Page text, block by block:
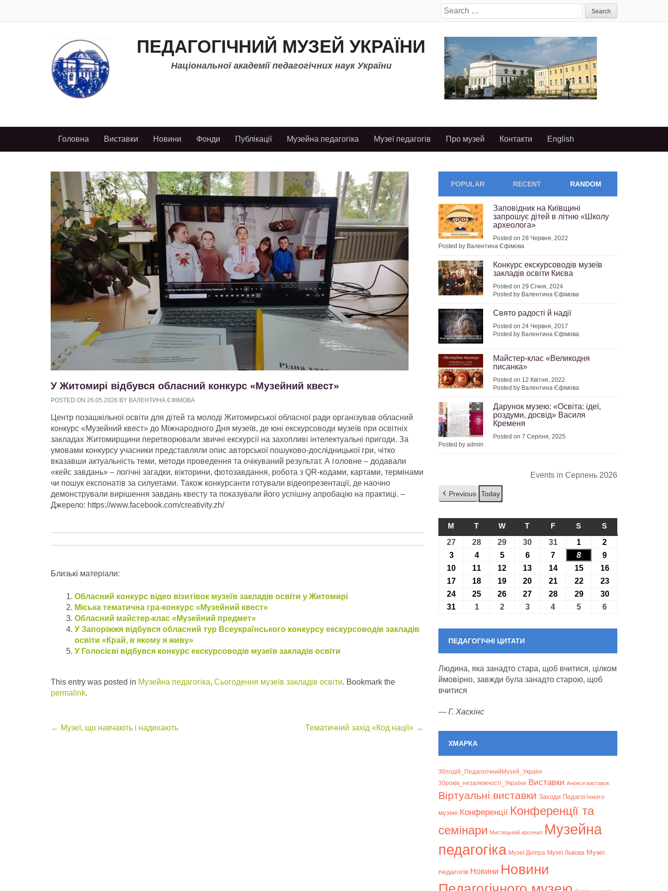
Search
for:
ПЕДАГОГІЧНИЙ МУЗЕЙ УКРАЇНИ
Національної академії педагогічних наук України
Головна Виставки Новини Фонди Публікації Музейна педагогіка Музеї педагогів Про музей Контакти English
У Житомирі відбувся обласний конкурс «Музейний квест»
POSTED ON 26.05.2026 BY ВАЛЕНТИНА ЄФІМОВА
Центр позашкільної освіти для дітей та молоді Житомирської обласної ради організував обласний
конкурс «Музейний квест» до Міжнародного Дня музеїв, де юні екскурсоводи музеїв при освітніх
закладах Житомирщини перетворювали звичні екскурсії на захопливі інтелектуальні пригоди. За
умовами конкурсу учасники представляли опис авторської пошуково-дослідницької гри, чітко
вказавши актуальність теми, методи проведення та очікуваний результат. А головне – додавали
«кейс завдань» – логічні загадки, вікторини, фотозавдання, робота з QR-кодами, картами, термінами
чи пошук експонатів за силуетами. Також конкурсанти готували відеопрезентації, де наочно
демонстрували вирішення завдань квесту та показували його успішну апробацію на практиці. –
Джерело: https://www.facebook.com/creativity.zh/
Близькі матеріали:
Обласний конкурс відео візитівок музеїв закладів освіти у Житомирі
Міська тематична гра-конкурс «Музейний квест»
Обласний майстер-клас «Музейний предмет»
У Запоріжжя відбувся обласний тур Всеукраїнського конкурсу екскурсоводів закладів
освіти «Край, в якому я живу»
У Голосієві відбувся конкурс екскурсоводів музеїв закладів освіти
This entry was posted in Музейна педагогіка, Сьогодення музеїв закладів освіти. Bookmark the
permalink.
Post
← Музеї, що навчають і надихають Тематичний захід «Код нації» →
POPULAR RECENT RANDOM
Заповідник на Київщині
запрошує дітей в літню «Школу
археолога»
Posted on 28 Червня, 2022
Posted by Валентина Єфімова
Конкурс екскурсоводів музеїв
закладів освіти Києва
Posted on 29 Січня, 2024
Posted by Валентина Єфімова
Свято радості й надії
Posted on 24 Червня, 2017
Posted by Валентина Єфімова
Майстер-клас «Великодня
писанка»
Posted on 12 Квітня, 2022
Posted by Валентина Єфімова
Дарунок музею: «Освіта: ідеї,
роздуми, досвід» Василя
Кременя
Posted on 7 Серпня, 2025
Posted by admin
Events in Серпень 2026
Previous Today
M ПОНЕДІЛОК
T ВІВТОРОК
WСЕРЕДА
T ЧЕТВЕР
FП’ЯТНИЦЯ
S СУБОТА
S
27 27.07.2026
28 28.07.2026
29 29.07.2026
30 30.07.2026
3131.07.2026
1 01.08.2026
2
303.08.2026
404.08.2026
505.08.2026
606.08.2026
7 07.08.2026
8 08.08.2026
9
10 10.08.2026
11 11.08.2026
12 12.08.2026
13 13.08.2026
1414.08.2026
1515.08.2026
1616.08.2026
17 17.08.2026
18 18.08.2026
19 19.08.2026
20 20.08.2026
2121.08.2026
2222.08.2026
2323.08.2026
24 24.08.2026
25 25.08.2026
26 26.08.2026
27 27.08.2026
2828.08.2026
2929.08.2026
3030.08.2026
31 31.08.2026
101.09.2026
202.09.2026
303.09.2026
4 04.09.2026
5 05.09.2026
6
ПЕДАГОГІЧНІ ЦИТАТИ
Людина, яка занадто стара, щоб вчитися, цілком
ймовірно, завжди була занадто старою, щоб
вчитися
— Г. Хаскінс
ХМАРКА
30подій_ПедагогічнийМузей_Україні
30років_незалежності_України Bиставки Анонси виставок
Віртуальні виставки Заходи Педагогічного
музею Конференції Конференції та
семінари Мистецький арсенал Музейна
педагогіка Музеї Дніпра Музеї Львова Музеї
педагогів Новини Новини